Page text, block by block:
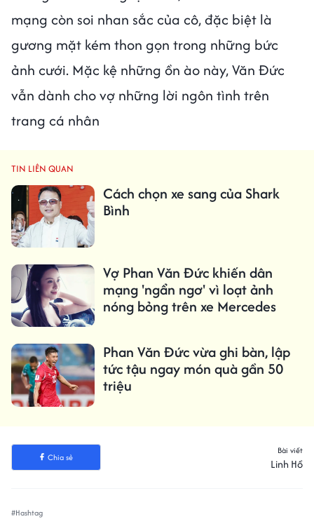
mạng còn soi nhan sắc của cô, đặc biệt là
gương mặt kém thon gọn trong những bức
ảnh cưới. Mặc kệ những ồn ào này, Văn Đức
vẫn dành cho vợ những lời ngôn tình trên
trang cá nhân
TIN LIÊN QUAN
Cách chọn xe sang của Shark
Bình
Vợ Phan Văn Đức khiến dân
mạng 'ngẩn ngơ' vì loạt ảnh
nóng bỏng trên xe Mercedes
Phan Văn Đức vừa ghi bàn, lập
tức tậu ngay món quà gần 50
triệu
Chia sẻ
Bài viết
Linh Hồ
#Hashtag